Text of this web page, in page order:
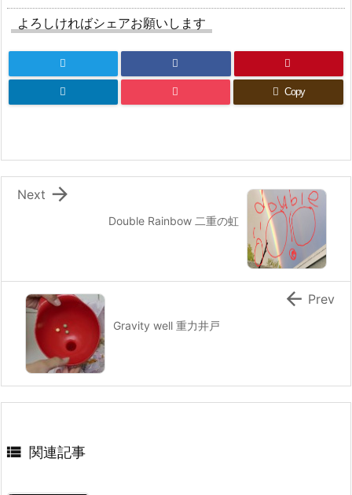
よろしければシェアお願いします
Copy
Double Rainbow 二重の虹

Next
Gravity well 重力井戸
 Prev
 関連記事